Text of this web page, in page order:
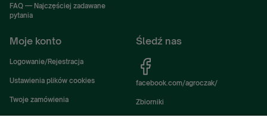
FAQ — Najczęściej zadawane
pytania
Moje konto
Logowanie/Rejestracja
Ustawienia plików cookies
Twoje zamówienia
Śledź nas
facebook.com/agroczak/
Zbiorniki